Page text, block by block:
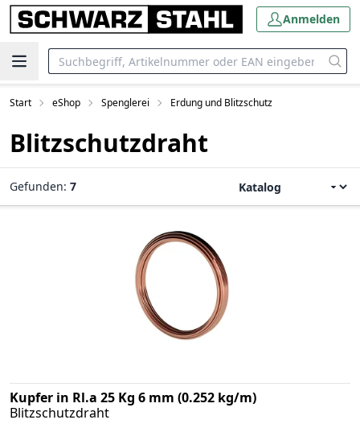
Anmelden
Start eShop Spenglerei Erdung und Blitzschutz
Blitzschutzdraht
Gefunden: 7
Kupfer in Rl.a 25 Kg 6 mm (0.252 kg/m)
Blitzschutzdraht